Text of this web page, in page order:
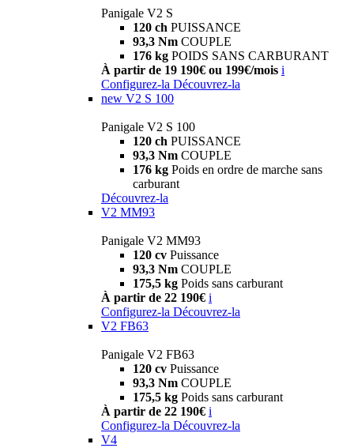
Panigale V2 S
120 ch PUISSANCE
93,3 Nm COUPLE
176 kg POIDS SANS CARBURANT
À partir de 19 190€ ou 199€/mois i
Configurez-la Découvrez-la
new V2 S 100
Panigale V2 S 100
120 ch PUISSANCE
93,3 Nm COUPLE
176 kg Poids en ordre de marche sans
carburant
Découvrez-la
V2 MM93
Panigale V2 MM93
120 cv Puissance
93,3 Nm COUPLE
175,5 kg Poids sans carburant
À partir de 22 190€ i
Configurez-la Découvrez-la
V2 FB63
Panigale V2 FB63
120 cv Puissance
93,3 Nm COUPLE
175,5 kg Poids sans carburant
À partir de 22 190€ i
Configurez-la Découvrez-la
V4